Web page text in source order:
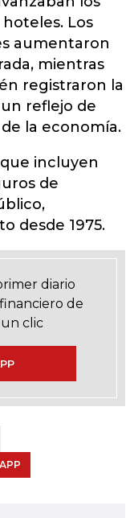
Los
aumentaron
mientras
registraron la
reflejo de
la economía.
incluyen
de
desde 1975.
diario
de
clic